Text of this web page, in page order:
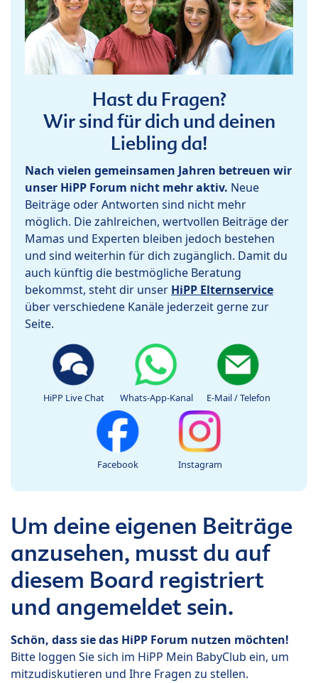
Hast du Fragen?
Wir sind für dich und deinen
Liebling da!
Nach vielen gemeinsamen Jahren betreuen wir
unser HiPP Forum nicht mehr aktiv. Neue
Beiträge oder Antworten sind nicht mehr
möglich. Die zahlreichen, wertvollen Beiträge der
Mamas und Experten bleiben jedoch bestehen
und sind weiterhin für dich zugänglich. Damit du
auch künftig die bestmögliche Beratung
bekommst, steht dir unser HiPP Elternservice
über verschiedene Kanäle jederzeit gerne zur
Seite.
HiPP Live Chat Whats-App-Kanal E-Mail / Telefon
Facebook Instagram
Um deine eigenen Beiträge
anzusehen, musst du auf
diesem Board registriert
und angemeldet sein.
Schön, dass sie das HiPP Forum nutzen möchten!
Bitte loggen Sie sich im HiPP Mein BabyClub ein, um
mitzudiskutieren und Ihre Fragen zu stellen.